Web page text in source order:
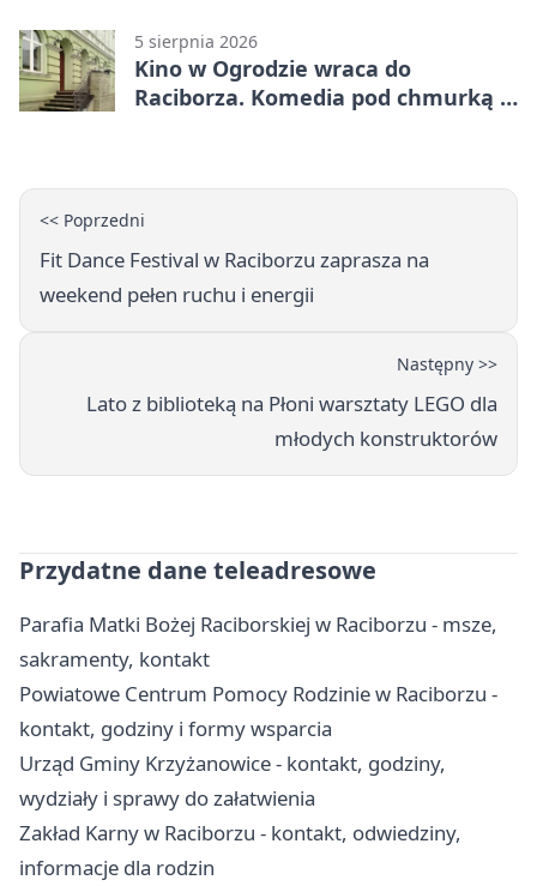
5 sierpnia 2026
Kino w Ogrodzie wraca do
Raciborza. Komedia pod chmurką w
<< Poprzedni
Fit Dance Festival w Raciborzu zaprasza na
weekend pełen ruchu i energii
Następny >>
Lato z biblioteką na Płoni warsztaty LEGO dla
młodych konstruktorów
Przydatne dane teleadresowe
Parafia Matki Bożej Raciborskiej w Raciborzu - msze,
sakramenty, kontakt
Powiatowe Centrum Pomocy Rodzinie w Raciborzu -
kontakt, godziny i formy wsparcia
Urząd Gminy Krzyżanowice - kontakt, godziny,
wydziały i sprawy do załatwienia
Zakład Karny w Raciborzu - kontakt, odwiedziny,
informacje dla rodzin